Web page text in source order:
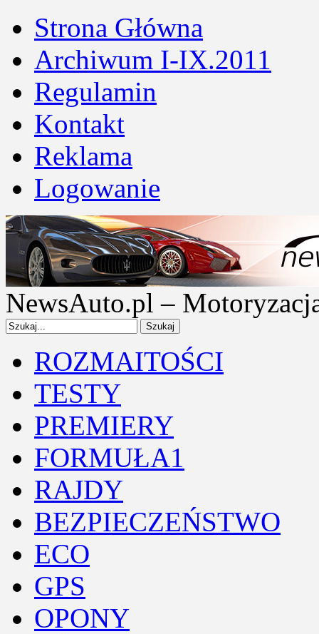
Strona Główna
Archiwum I-IX.2011
Regulamin
Kontakt
Reklama
Logowanie
NewsAuto.pl –
ROZMAITOŚCI
TESTY
PREMIERY
FORMUŁA1
RAJDY
BEZPIECZEŃSTWO
ECO
GPS
OPONY